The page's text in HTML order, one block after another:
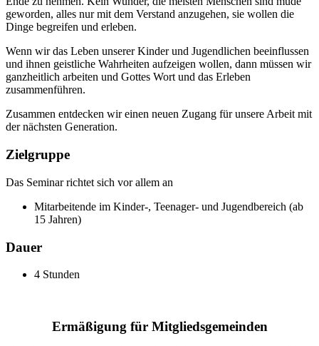
geworden, alles nur mit dem Verstand anzugehen, sie wollen die
Dinge begreifen und erleben.
Wenn wir das Leben unserer Kinder und Jugendlichen beeinflussen
und ihnen geistliche Wahrheiten aufzeigen wollen, dann müssen wir
ganzheitlich arbeiten und Gottes Wort und das Erleben
zusammenführen.
Zusammen entdecken wir einen neuen Zugang für unsere Arbeit mit
der nächsten Generation.
Zielgruppe
Das Seminar richtet sich vor allem an
Mitarbeitende im Kinder-, Teenager- und Jugendbereich (ab
15 Jahren)
Dauer
4 Stunden
Ermäßigung für Mitgliedsgemeinden